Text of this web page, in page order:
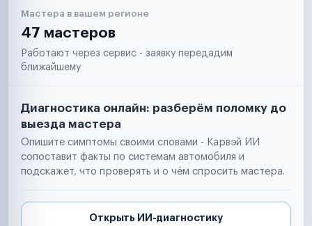
Мастера в вашем регионе
47 мастеров
Работают через сервис - заявку передадим
ближайшему
Диагностика онлайн: разберём поломку до
выезда мастера
Опишите симптомы своими словами - Карвэй ИИ
сопоставит факты по системам автомобиля и
подскажет, что проверять и о чём спросить мастера.
Открыть ИИ-диагностику